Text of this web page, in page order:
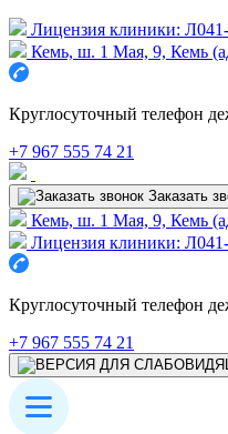
Лицензия клиники:
Кемь, ш. 1 Мая, 9, Кемь
Круглосуточный телефон
+7 967 555 74 21
Заказать
Кемь, ш. 1 Мая, 9, Кемь
Лицензия клиники:
Круглосуточный телефон
+7 967 555 74 21